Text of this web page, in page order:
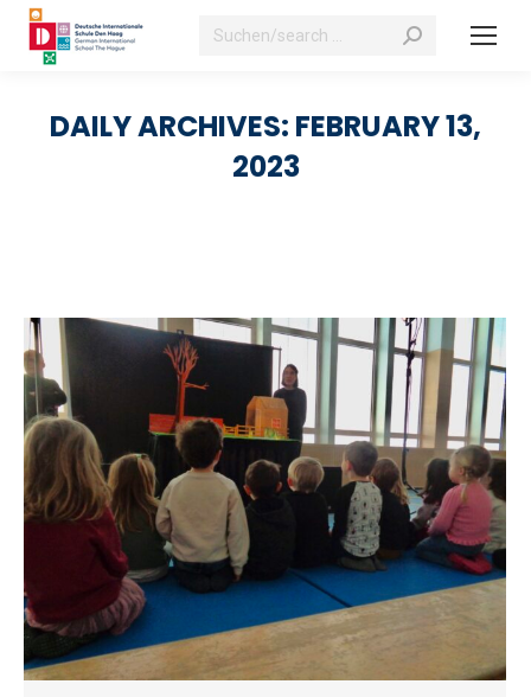
Search:
DAILY ARCHIVES: FEBRUARY 13,
2023